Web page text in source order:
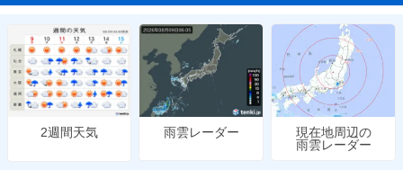
2週間天気 雨雲レーダー
現在地周辺の
雨雲レーダー